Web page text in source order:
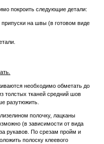
покроить следующие детали:
на швы (в готовом виде
необходимо обметать до
толстых тканей средний шов
разутюжить.
полочку, лацканы
(в зависимости от вида
рукавов. По срезам пройм и
полоску клеевого